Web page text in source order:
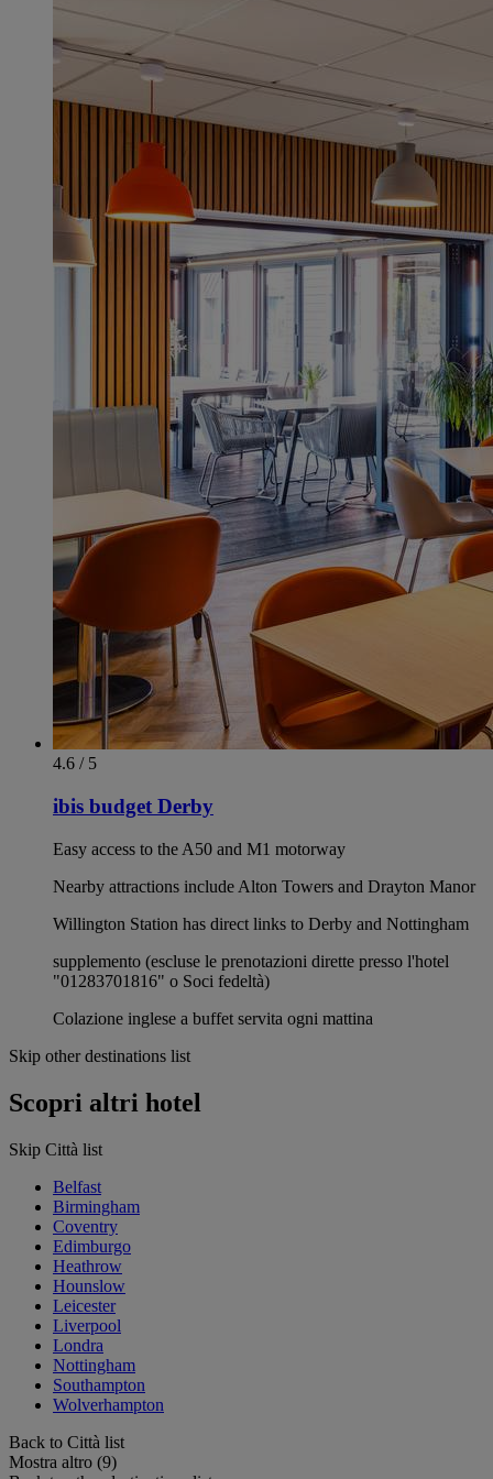
4.6 / 5
ibis budget Derby
Easy access to the A50 and M1 motorway
Nearby attractions include Alton Towers and Drayton Manor
Willington Station has direct links to Derby and Nottingham
supplemento (escluse le prenotazioni dirette presso l'hotel
"01283701816" o Soci fedeltà)
Colazione inglese a buffet servita ogni mattina
Skip other destinations list
Scopri altri hotel
Skip Città list
Belfast
Birmingham
Coventry
Edimburgo
Heathrow
Hounslow
Leicester
Liverpool
Londra
Nottingham
Southampton
Wolverhampton
Back to Città list
Mostra altro (9)